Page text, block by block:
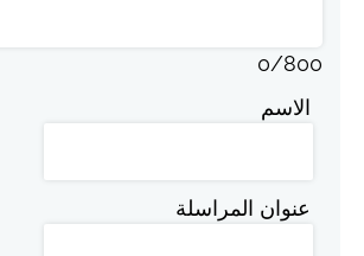
0/800
الاسم
عنوان المراسلة